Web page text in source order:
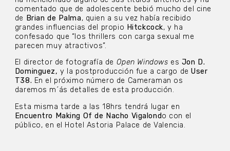
comentado que de adolescente bebió mucho del cine
de Brian de Palma, quien a su vez había recibido
grandes influencias del propio Hitckcock, y ha
confesado que “los thrillers con carga sexual me
parecen muy atractivos”.
El director de fotografía de Open Windows es Jon D.
Dominguez, y la postproducción fue a cargo de User
T38. En el próximo número de Cameraman os
daremos m´ás detalles de esta producción.
Esta misma tarde a las 18hrs tendrá lugar en
Encuentro Making Of de Nacho Vigalondo con el
público, en el Hotel Astoria Palace de Valencia.